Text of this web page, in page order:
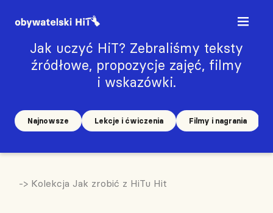
Jak uczyć HiT? Zebraliśmy teksty
źródłowe, propozycje zajęć, filmy
i wskazówki.
Najnowsze Lekcje i ćwiczenia Filmy i nagrania
-> Kolekcja Jak zrobić z HiTu Hit